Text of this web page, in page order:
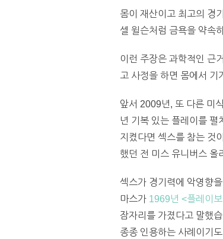
몸이 재산이고 최고의 경
셀 윌슨처럼 금욕을 약속
이런 주장은 과학적인 근
고 사정을 하면 몸에서 기
앞서 2009년, 또 다른 미
년 기복 있는 플레이를
지켰다면 섹스를 참는 것
했던 전 미스 유니버스 올
섹스가 경기력에 악영향
마스가 1969년 <플레이
잠자리를 가졌다고 말했
종종 인용하는 사례이기